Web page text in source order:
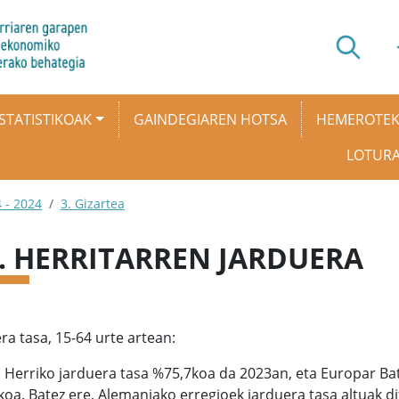
GAINDEGIAREN HOTSA
- 2024 3. Gizartea
HERRITARREN JARDUERA
tasa, 15-64 urte artean:
Herriko jarduera tasa %75,7koa da 2023an, eta Europar
Batez ere, Alemaniako erregioek jarduera tasa altuak